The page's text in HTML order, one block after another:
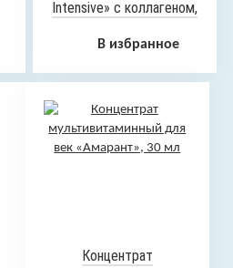
Intensive» с коллагеном,
В избранное
Концентрат